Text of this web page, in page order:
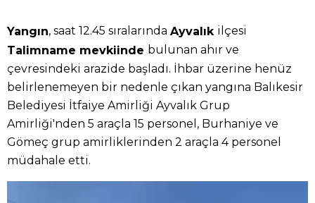
Yangın, saat 12.45 sıralarında Ayvalık ilçesi
Talimname mevkiinde bulunan ahır ve
çevresindeki arazide başladı. İhbar üzerine henüz
belirlenemeyen bir nedenle çıkan yangına Balıkesir
Belediyesi İtfaiye Amirliği Ayvalık Grup
Amirliği'nden 5 araçla 15 personel, Burhaniye ve
Gömeç grup amirliklerinden 2 araçla 4 personel
müdahale etti.